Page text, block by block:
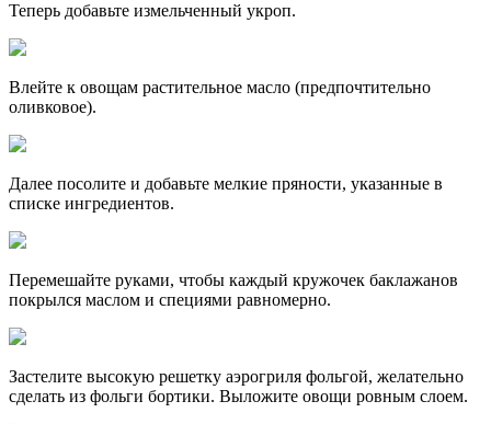
Теперь добавьте измельченный укроп.
Влейте к овощам растительное масло (предпочтительно
оливковое).
Далее посолите и добавьте мелкие пряности, указанные в
списке ингредиентов.
Перемешайте руками, чтобы каждый кружочек баклажанов
покрылся маслом и специями равномерно.
Застелите высокую решетку аэрогриля фольгой, желательно
сделать из фольги бортики. Выложите овощи ровным слоем.